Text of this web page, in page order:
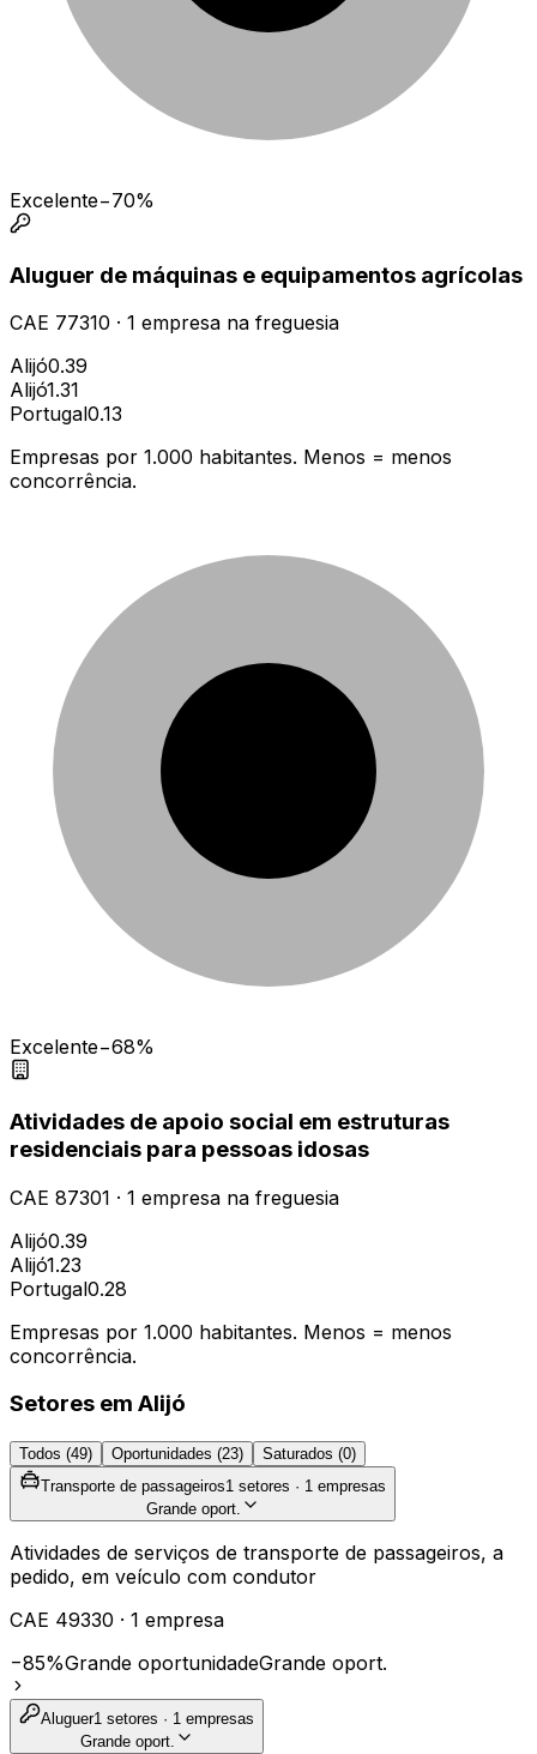
Excelente−70%
Aluguer de máquinas e equipamentos agrícolas
CAE 77310 · 1 empresa na freguesia
Alijó0.39
Alijó1.31
Portugal0.13
Empresas por 1.000 habitantes. Menos = menos
concorrência.
Excelente−68%
Atividades de apoio social em estruturas
residenciais para pessoas idosas
CAE 87301 · 1 empresa na freguesia
Alijó0.39
Alijó1.23
Portugal0.28
Empresas por 1.000 habitantes. Menos = menos
concorrência.
Setores em Alijó
Todos (49) Oportunidades (23) Saturados (0)
Transporte de passageiros1 setores · 1 empresas
Grande oport.
Atividades de serviços de transporte de passageiros, a
pedido, em veículo com condutor
CAE 49330 · 1 empresa
−85%Grande oportunidadeGrande oport.
Aluguer1 setores · 1 empresas
Grande oport.